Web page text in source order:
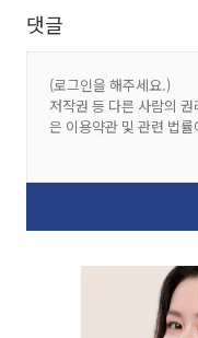
댓글